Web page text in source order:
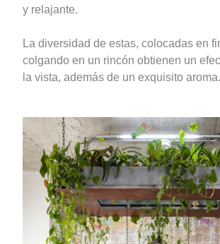
y relajante.
La diversidad de estas, colocadas en
colgando en un rincón obtienen un
la vista, además de un exquisito aroma.